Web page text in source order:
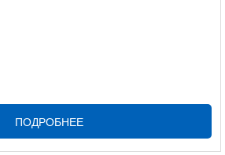
ПОДРОБНЕЕ